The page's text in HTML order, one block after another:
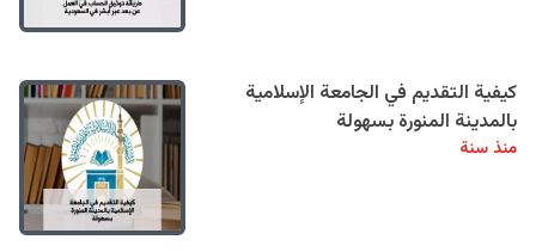
كيفية التقديم في الجامعة الإسلامية
بالمدينة المنورة بسهولة
منذ سنة